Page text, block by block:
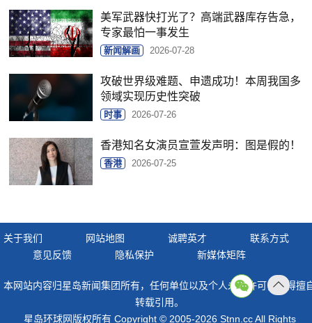
美军武器快打光了？高端武器库存告急，
专家最怕一事发生
新闻解画 2026-07-28
攻破世界级难题、申遗成功！本周我国多
领域实现历史性突破
时事 2026-07-26
香港知名女演员宣萱发声明：图是假的！
香港 2026-07-25
关于我们 网站地图 诚聘英才
联系方式
意见反馈
隐私保护 新媒体矩阵
本网站内容归星岛新闻集团所有，任何单位以及个人未经许可，不得擅
转载引用。
星岛环球网版权所有 Copyright © 2005-2026 Stnn.cc All Rights
顶部